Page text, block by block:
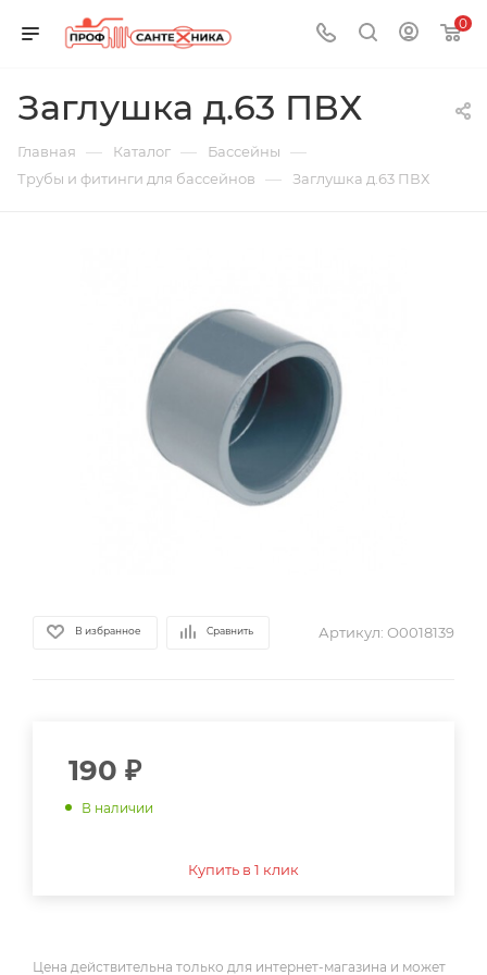
0
Заглушка д.63 ПВХ
Главная — Каталог — Бассейны —
Трубы и фитинги для бассейнов — Заглушка д.63 ПВХ
В избранное Сравнить Артикул: О0018139
190 ₽
В наличии
Купить в 1 клик
Цена действительна только для интернет-магазина и может